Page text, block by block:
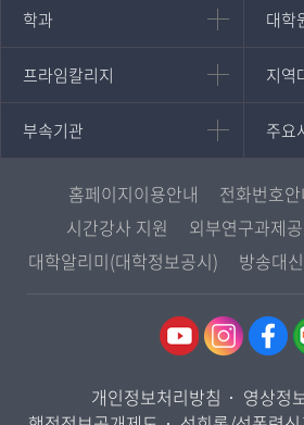
학과
인문과학대학
국어국문학과
영어영문학과
일본학과
사회과학대학
무역학과
대학
대학
대학
경영
프라임칼리지
프라임칼리지
학사학위과정
평생교육과정
지역
지역
지역
서울
대구
인천
광주
울산
경기
강원
부속기관
부속기관
중앙도서관
원격교육혁신연구원
통합인문학연구소
디지털미디어센터
국제협력단
산학협력단
주요
주요
멘토
진로
교육
국립
홈페이지이용안내 전화번호안
시간강사 지원
외부연구과제
대학알리미(대학정보공시)
방송대
개인정보처리방침
영상정